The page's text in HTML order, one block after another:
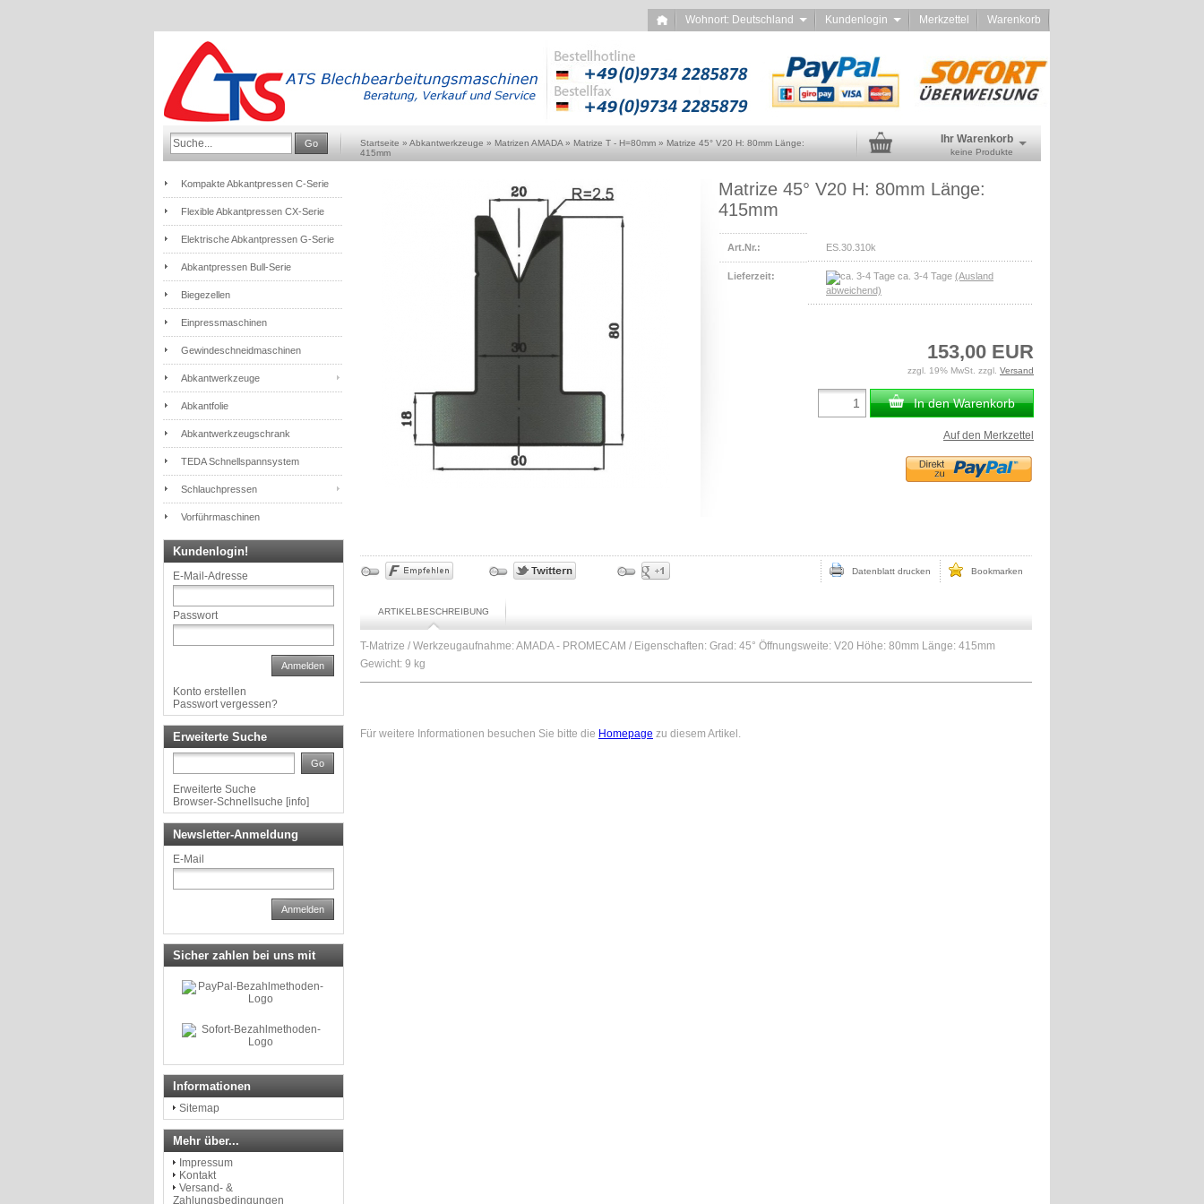
Wohnort: Deutschland Kundenlogin Merkzettel Warenkorb
Go Startseite » Abkantwerkzeuge » Matrizen AMADA » Matrize T - H=80mm » Matrize 45° V20 H: 80mm Länge:
415mm
Ihr Warenkorb
keine Produkte
Matrize 45° V20 H: 80mm Länge:
415mm
Art.Nr.: ES.30.310k
Lieferzeit: ca. 3-4 Tage (Ausland
abweichend)
153,00 EUR
zzgl. 19% MwSt. zzgl. Versand
In den Warenkorb
Auf den Merkzettel
Bookmarken
Datenblatt drucken
ARTIKELBESCHREIBUNG
T-Matrize / Werkzeugaufnahme: AMADA - PROMECAM / Eigenschaften: Grad: 45° Öffnungsweite: V20 Höhe: 80mm Länge: 415mm
Gewicht: 9 kg
Für weitere Informationen besuchen Sie bitte die Homepage zu diesem Artikel.
Kompakte Abkantpressen C-Serie
Flexible Abkantpressen CX-Serie
Elektrische Abkantpressen G-Serie
Abkantpressen Bull-Serie
Biegezellen
Einpressmaschinen
Gewindeschneidmaschinen
Abkantwerkzeuge
Abkantfolie
Abkantwerkzeugschrank
TEDA Schnellspannsystem
Schlauchpressen
Vorführmaschinen
Kundenlogin!
E-Mail-Adresse
Passwort
Anmelden
Konto erstellen
Passwort vergessen?
Erweiterte Suche
Go
Erweiterte Suche
Browser-Schnellsuche [info]
Newsletter-Anmeldung
E-Mail
Anmelden
Sicher zahlen bei uns mit
Informationen
Sitemap
Mehr über...
Impressum
Kontakt
Versand- &
Zahlungsbedingungen